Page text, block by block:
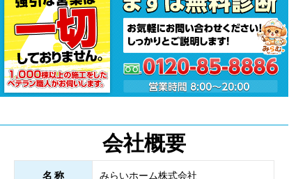
会社概要
名 称 みらいホーム株式会社